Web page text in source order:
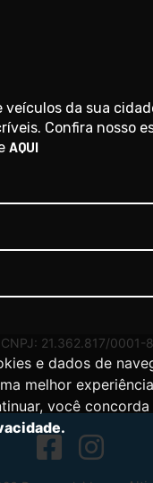
e dados de
melhor
você concorda
veículos da sua
Confira nosso
AQUI